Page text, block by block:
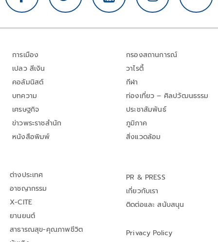
การเมือง
เปลว สีเงิน
คอลัมนิสต์
บทความ
เศรษฐกิจ
ข่าวพระราชสำนัก
หนังสือพิมพ์
กรองสถานการณ์
วาไรตี้
กีฬา
ท่องเที่ยว – ศิลปวัฒนธรรม
ประชาสัมพันธ์
ภูมิภาค
สิ่งแวดล้อม
ต่างประเทศ
อาชญากรรม
X-CITE
ยานยนต์
สาธารณสุข-คุณภาพชีวิต
PR & PRESS
เกี่ยวกับเรา
ติดต่อและ สนับสนุน
Privacy Policy